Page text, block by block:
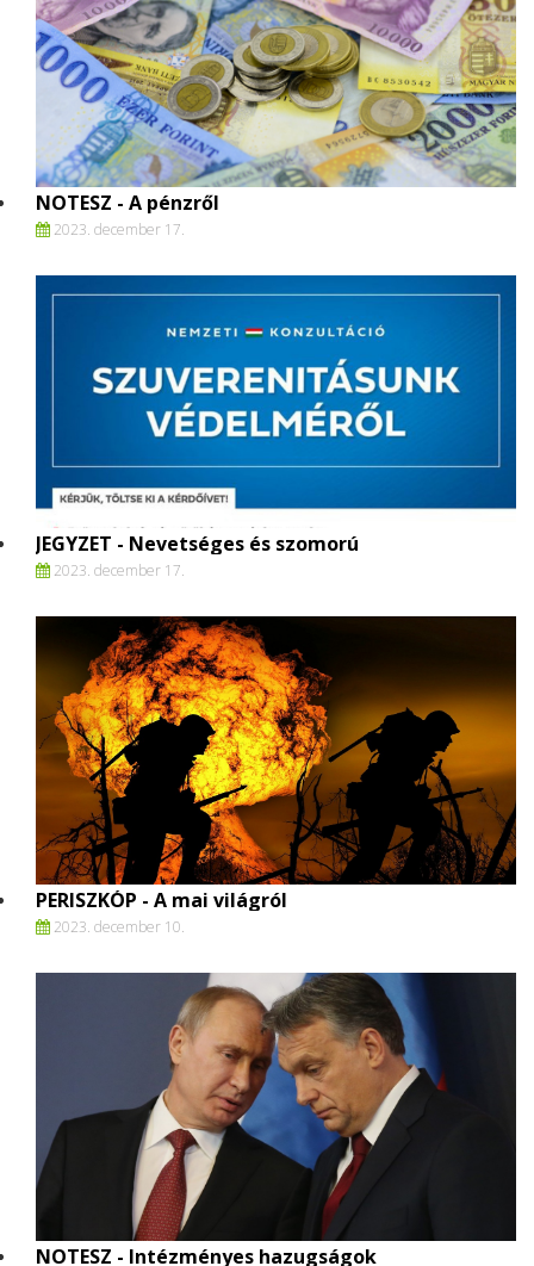
NOTESZ - A pénzről
2023. december 17.
JEGYZET - Nevetséges és szomorú
2023. december 17.
PERISZKÓP - A mai világról
2023. december 10.
NOTESZ - Intézményes hazugságok